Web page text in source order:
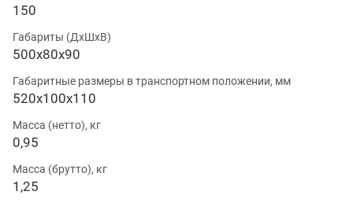
150
Габариты (ДхШхВ)
500х80х90
Габаритные размеры в транспортном положении, мм
520х100х110
Масса (нетто), кг
0,95
Масса (брутто), кг
1,25